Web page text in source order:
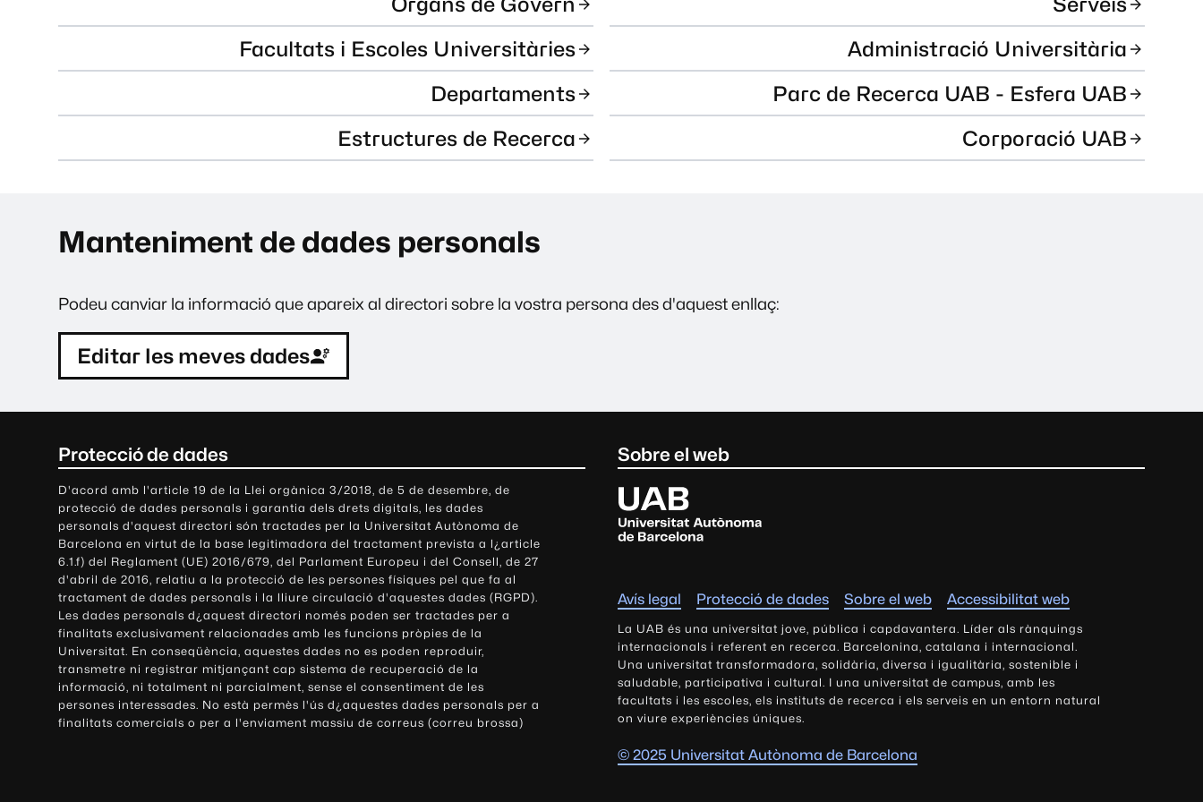
Facultats i Escoles Universitàries
Departaments
Estructures de Recerca
Administració Universitària
Parc de Recerca UAB - Esfera UAB
Corporació UAB
Manteniment de dades personals
Podeu canviar la informació que apareix al directori sobre la vostra persona des d'aquest enllaç:
Editar les meves dades
Protecció de dades
D'acord amb l'article 19 de la Llei orgànica 3/2018, de 5 de desembre, de
protecció de dades personals i garantia dels drets digitals, les dades
personals d'aquest directori són tractades per la Universitat Autònoma de
Barcelona en virtut de la base legitimadora del tractament prevista a l¿article
6.1.f) del Reglament (UE) 2016/679, del Parlament Europeu i del Consell, de 27
d'abril de 2016, relatiu a la protecció de les persones físiques pel que fa al
tractament de dades personals i la lliure circulació d'aquestes dades (RGPD).
Les dades personals d¿aquest directori només poden ser tractades per a
finalitats exclusivament relacionades amb les funcions pròpies de la
Universitat. En conseqüència, aquestes dades no es poden reproduir,
transmetre ni registrar mitjançant cap sistema de recuperació de la
informació, ni totalment ni parcialment, sense el consentiment de les
persones interessades. No està permès l'ús d¿aquestes dades personals per a
finalitats comercials o per a l'enviament massiu de correus (correu brossa)
Sobre el web
U
n
i
s
i
t
a
t
A
u
t
ò
Avís legal Protecció de dades Sobre el web Accessibilitat web
La UAB és una universitat jove, pública i capdavantera. Líder als rànquings
internacionals i referent en recerca. Barcelonina, catalana i internacional.
Una universitat transformadora, solidària, diversa i igualitària, sostenible i
saludable, participativa i cultural. I una universitat de campus, amb les
facultats i les escoles, els instituts de recerca i els serveis en un entorn natural
on viure experiències úniques.
© 2025 Universitat Autònoma de Barcelona